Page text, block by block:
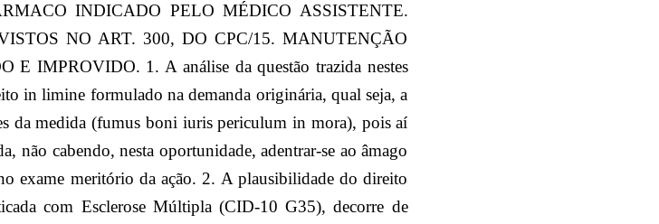
INDICADO PELO MÉDICO ASSISTENTE.
NO ART. 300, DO CPC/15. MANUTENÇÃO
IMPROVIDO. 1. A análise da questão trazida nestes
in limine formulado na demanda originária, qual seja, a
da medida (fumus boni iuris periculum in mora), pois aí
não cabendo, nesta oportunidade, adentrar-se ao âmago
exame meritório da ação. 2. A plausibilidade do direito
com Esclerose Múltipla (CID-10 G35), decorre de